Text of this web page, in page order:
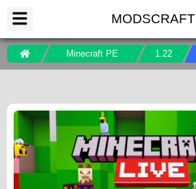
MODSCRAFT
Minecraft PE 1.22